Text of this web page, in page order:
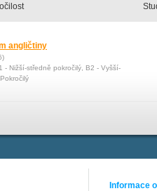
angličtiny
- Nižší-středně pokročilý, B2 - Vyšší-
Informace